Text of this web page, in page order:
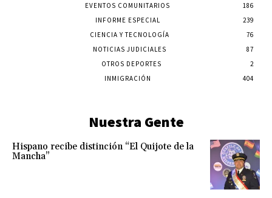
EVENTOS COMUNITARIOS
186
INFORME ESPECIAL
239
CIENCIA Y TECNOLOGÍA
76
NOTICIAS JUDICIALES
87
OTROS DEPORTES
2
INMIGRACIÓN
404
Nuestra Gente
Hispano recibe distinción “El Quijote de la
Mancha”